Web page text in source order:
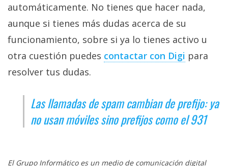
automáticamente. No tienes que hacer nada,
aunque si tienes más dudas acerca de su
funcionamiento, sobre si ya lo tienes activo u
otra cuestión puedes contactar con Digi‎ para
resolver tus dudas.
Las llamadas de spam cambian de prefijo: ya
no usan móviles sino prefijos como el 931
El Grupo Informático es un medio de comunicación digital